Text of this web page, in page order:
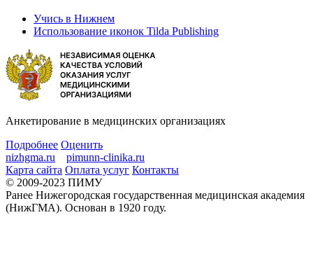
Учись в Нижнем
Использование иконок Tilda Publishing
Анкетирование в медицинских организациях
Подробнее Оценить
nizhgma.ru
pimunn-clinika.ru
Карта сайта Оплата услуг Контакты
© 2009-2023 ПИМУ
Ранее Нижегородская государственная медицинская академия
(НижГМА). Основан в 1920 году.